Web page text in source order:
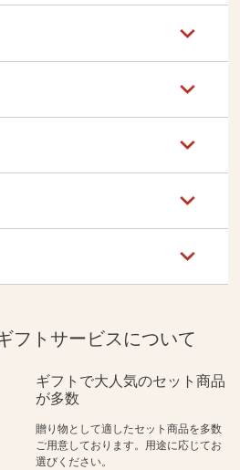
フトサービスについて
ギフトで大人気のセット商品
が多数
贈り物として適したセット商品を多数
ご用意しております。用途に応じてお
選びください。